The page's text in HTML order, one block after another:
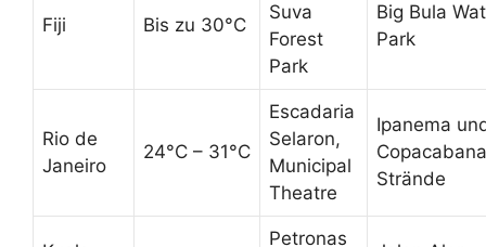
Fiji Bis zu 30°C
Suva
Forest
Park
Big Bula
Park
Rio de
Janeiro
24°C – 31°C
Escadaria
Selaron,
Municipal
Theatre
Ipanema
Copacabana
Strände
Petronas